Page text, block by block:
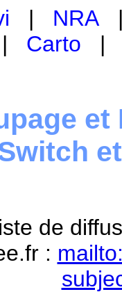
| NRA
Carto
et
de
: